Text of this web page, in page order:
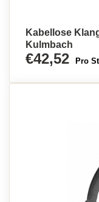
Kabellose
Kulmbach
€42,52 Pro